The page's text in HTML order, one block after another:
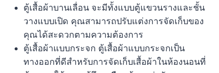
ตู้เสื้อผ้าบานเลื่อน จะมีทั้งแบบตู้แขวนรางและชั้น
วางแบบเปิด คุณสามารถปรับแต่งการจัดเก็บของ
คุณได้สะดวกตามความต้องการ
ตู้เสื้อผ้าแบบกระจก ตู้เสื้อผ้าแบบกระจกเป็น
ทางออกที่ดีสำหรับการจัดเก็บเสื้อผ้าในห้องนอนที่